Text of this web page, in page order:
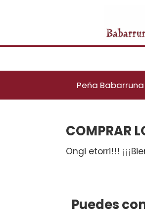
Peña Babarruna
COMPRAR
Ongi etorri!!!
Puedes